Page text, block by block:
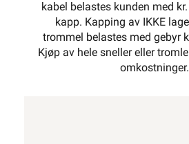
kabel belastes kunden med
kapp. Kapping av IKKE
trommel belastes med gebyr
Kjøp av hele sneller eller
omkostninger.